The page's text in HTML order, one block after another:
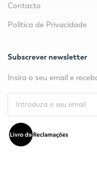
Contacto
Política de Privacidade
Subscrever newsletter
Insira o seu email e